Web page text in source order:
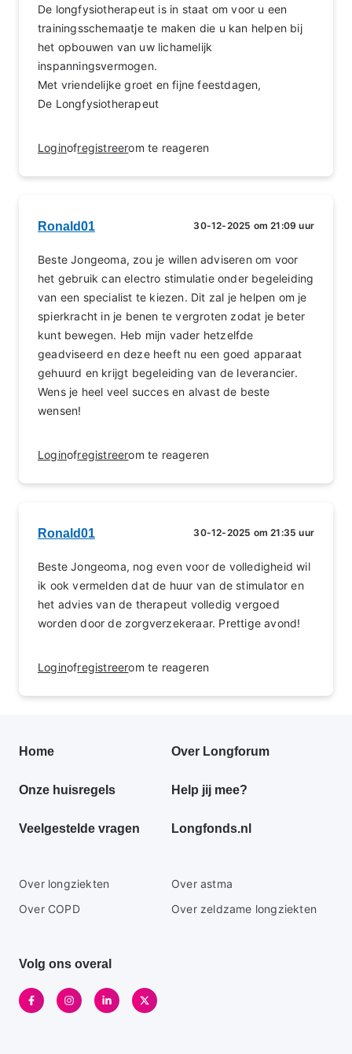
De longfysiotherapeut is in staat om voor u een
trainingsschemaatje te maken die u kan helpen bij
het opbouwen van uw lichamelijk
inspanningsvermogen.
Met vriendelijke groet en fijne feestdagen,
De Longfysiotherapeut
Loginofregistreerom te reageren
Ronald01 30-12-2025 om 21:09 uur
Beste Jongeoma, zou je willen adviseren om voor
het gebruik can electro stimulatie onder begeleiding
van een specialist te kiezen. Dit zal je helpen om je
spierkracht in je benen te vergroten zodat je beter
kunt bewegen. Heb mijn vader hetzelfde
geadviseerd en deze heeft nu een goed apparaat
gehuurd en krijgt begeleiding van de leverancier.
Wens je heel veel succes en alvast de beste
wensen!
Loginofregistreerom te reageren
Ronald01 30-12-2025 om 21:35 uur
Beste Jongeoma, nog even voor de volledigheid wil
ik ook vermelden dat de huur van de stimulator en
het advies van de therapeut volledig vergoed
worden door de zorgverzekeraar. Prettige avond!
Loginofregistreerom te reageren
Primair
menu
Home Over Longforum
Onze huisregels Help jij mee?
Veelgestelde vragen Longfonds.nl
Secundaire
footer
Over longziekten
Over astma
Over COPD
Over zeldzame longziekten
Volg ons overal